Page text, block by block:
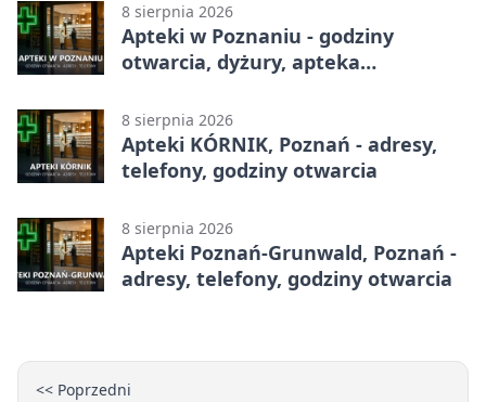
8 sierpnia 2026
Apteki w Poznaniu - godziny
otwarcia, dyżury, apteka
8 sierpnia 2026
Apteki KÓRNIK, Poznań - adresy,
telefony, godziny otwarcia
8 sierpnia 2026
Apteki Poznań-Grunwald, Poznań -
adresy, telefony, godziny otwarcia
<< Poprzedni